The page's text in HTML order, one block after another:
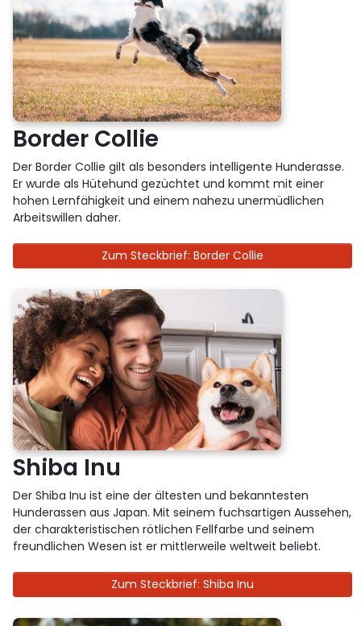
Border Collie
Der Border Collie gilt als besonders intelligente Hunderasse.
Er wurde als Hütehund gezüchtet und kommt mit einer
hohen Lernfähigkeit und einem nahezu unermüdlichen
Arbeitswillen daher.
Zum Steckbrief: Border Collie
Shiba Inu
Der Shiba Inu ist eine der ältesten und bekanntesten
Hunderassen aus Japan. Mit seinem fuchsartigen Aussehen,
der charakteristischen rötlichen Fellfarbe und seinem
freundlichen Wesen ist er mittlerweile weltweit beliebt.
Zum Steckbrief: Shiba Inu